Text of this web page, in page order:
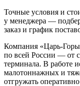
Точные условия и
у менеджера —
заказ и график
Компания «Царь-
по всей России — от
терминала. В работе
малотоннажных и
отгружать